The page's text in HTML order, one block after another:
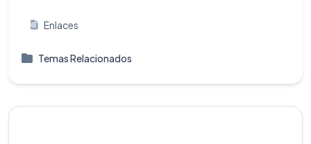
Enlaces
Temas Relacionados